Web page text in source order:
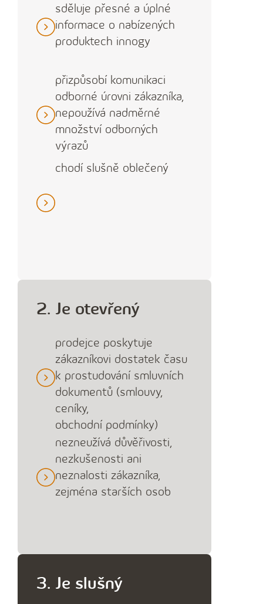
sděluje přesné a úplné
informace o nabízených
produktech innogy
přizpůsobí komunikaci
odborné úrovni zákazníka,
nepoužívá nadměrné
množství odborných
výrazů
chodí slušně oblečený
2. Je otevřený
prodejce poskytuje
zákazníkovi dostatek času
k prostudování smluvních
dokumentů (smlouvy,
ceníky,
obchodní podmínky)
nezneužívá důvěřivosti,
nezkušenosti ani
neznalosti zákazníka,
zejména starších osob
3. Je slušný